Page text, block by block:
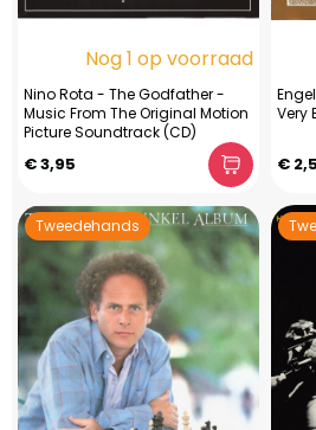
Nog 1 op voorraad
Nino Rota - The Godfather -
Music From The Original Motion
Picture Soundtrack (CD)
€ 3,95
Very
€
Tweedehands